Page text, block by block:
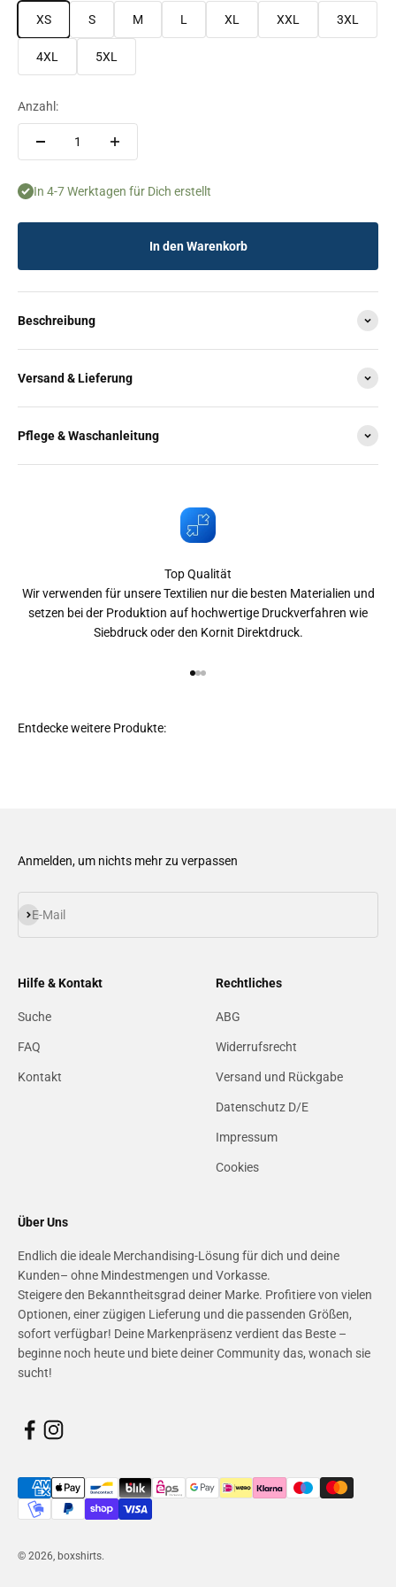
XS S M L XL XXL 3XL
4XL 5XL
Anzahl:
In 4-7 Werktagen für Dich erstellt
In den Warenkorb
Beschreibung
Versand & Lieferung
Pflege & Waschanleitung
Top Qualität
Wir verwenden für unsere Textilien nur die besten Materialien und
setzen bei der Produktion auf hochwertige Druckverfahren wie
Siebdruck oder den Kornit Direktdruck.
Anmelden, um nichts mehr zu verpassen
E-Mail
Abonnieren
Hilfe & Kontakt
Suche
FAQ
Kontakt
Rechtliches
ABG
Widerrufsrecht
Versand und Rückgabe
Datenschutz D/E
Impressum
Cookies
Über Uns
Endlich die ideale Merchandising-Lösung für dich und deine
Kunden– ohne Mindestmengen und Vorkasse.
Steigere den Bekanntheitsgrad deiner Marke. Profitiere von vielen
Optionen, einer zügigen Lieferung und die passenden Größen,
sofort verfügbar! Deine Markenpräsenz verdient das Beste –
beginne noch heute und biete deiner Community das, wonach sie
sucht!
© 2026, boxshirts.